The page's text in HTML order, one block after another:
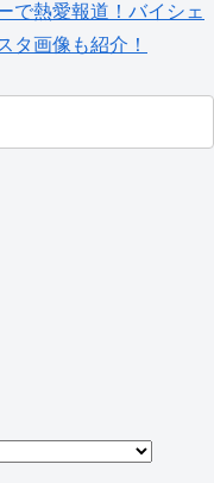
で熱愛報道！バイシェ
タ画像も紹介！